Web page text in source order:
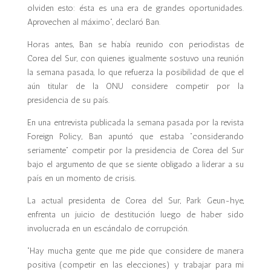
olviden esto: ésta es una era de grandes oportunidades.
Aprovechen al máximo”, declaró Ban.
Horas antes, Ban se había reunido con periodistas de
Corea del Sur, con quienes igualmente sostuvo una reunión
la semana pasada, lo que refuerza la posibilidad de que el
aún titular de la ONU considere competir por la
presidencia de su país.
En una entrevista publicada la semana pasada por la revista
Foreign Policy, Ban apuntó que estaba “considerando
seriamente” competir por la presidencia de Corea del Sur
bajo el argumento de que se siente obligado a liderar a su
país en un momento de crisis.
La actual presidenta de Corea del Sur, Park Geun-hye,
enfrenta un juicio de destitución luego de haber sido
involucrada en un escándalo de corrupción.
“Hay mucha gente que me pide que considere de manera
positiva (competir en las elecciones) y trabajar para mi